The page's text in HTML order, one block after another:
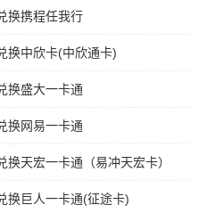
换携程任我行
换中欣卡(中欣通卡)
换盛大一卡通
换网易一卡通
天宏一卡通（易冲天宏卡）
换巨人一卡通(征途卡)